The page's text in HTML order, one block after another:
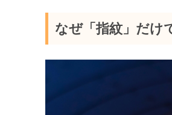
なぜ「指紋」だけ